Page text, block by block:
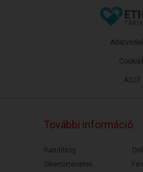
ÁSZF
További információ
Randiblog
Sikertörténetek